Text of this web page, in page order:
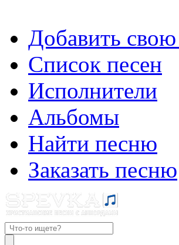
Добавить
Список песен
Исполнители
Альбомы
Найти песню
Заказать песню